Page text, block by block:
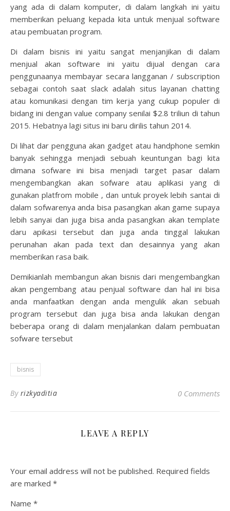
yang ada di dalam komputer, di dalam langkah ini yaitu
memberikan peluang kepada kita untuk menjual software
atau pembuatan program.
Di dalam bisnis ini yaitu sangat menjanjikan di dalam
menjual akan software ini yaitu dijual dengan cara
penggunaanya membayar secara langganan / subscription
sebagai contoh saat slack adalah situs layanan chatting
atau komunikasi dengan tim kerja yang cukup populer di
bidang ini dengan value company senilai $2.8 triliun di tahun
2015. Hebatnya lagi situs ini baru dirilis tahun 2014.
Di lihat dar pengguna akan gadget atau handphone semkin
banyak sehingga menjadi sebuah keuntungan bagi kita
dimana sofware ini bisa menjadi target pasar dalam
mengembangkan akan sofware atau aplikasi yang di
gunakan platfrom mobile , dan untuk proyek lebih santai di
dalam sofwarenya anda bisa pasangkan akan game supaya
lebih sanyai dan juga bisa anda pasangkan akan template
daru apikasi tersebut dan juga anda tinggal lakukan
perunahan akan pada text dan desainnya yang akan
memberikan rasa baik.
Demikianlah membangun akan bisnis dari mengembangkan
akan pengembang atau penjual software dan hal ini bisa
anda manfaatkan dengan anda mengulik akan sebuah
program tersebut dan juga bisa anda lakukan dengan
beberapa orang di dalam menjalankan dalam pembuatan
sofware tersebut
bisnis
By rizkyaditia 0 Comments
LEAVE A REPLY
Your email address will not be published. Required fields
are marked *
Name *